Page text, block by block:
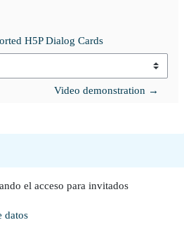
H5P Dialog Cards
Video demonstration →
el acceso para invitados
datos